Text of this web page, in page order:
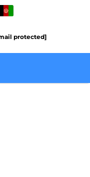
protected]